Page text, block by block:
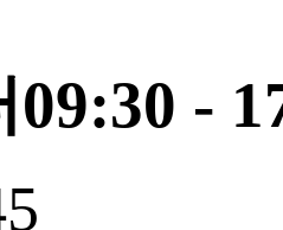
09:30 -